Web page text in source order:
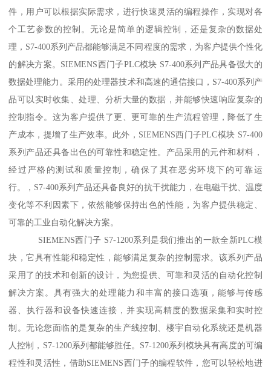
件，用户可以根据实际需求，进行快速灵活的编程操作，实现对各
个工艺参数的控制。无论是简单的逻辑控制，还是复杂的数据处
理，S7-400系列产品都能够满足不同程度的需求，为客户提供个性化
的解决方案。SIEMENS西门子PLC模块 S7-400系列产品具备强大的
数据处理能力。采用的处理器技术和高速的通信接口，S7-400系列产
品可以实时收集、处理、分析大量的数据，并能够快速响应复杂的
控制指令。这为客户提供了更、更可靠的生产流程管理，降低了生
产成本，提增了生产效率。此外，SIEMENS西门子PLC模块 S7-400
系列产品还具备出色的可靠性和稳定性。产品采用的元件和材料，
经过严格的测试和质量控制，确保了其在恶劣环境下的可靠运
行。，S7-400系列产品还具备良好的抗干扰能力，在电磁干扰、温度
变化等不利因素下，依然能够保持出色的性能，为客户提供稳定、
可靠的工业自动化解决方案。
SIEMENS西门子 S7-1200系列是我们推出的一款全新PLC模
块，它具有性能和稳定性，能够满足复杂的控制需求。该系列产品
采用了的技术和创新的设计，为您提供、可靠和灵活的自动化控制
解决方案。具有强大的处理能力和丰富的接口选项，能够与传感
器、执行器和设备快速连接，并实现高精度的数据采集和实时控
制。无论您面临的是复杂的生产线控制、楼宇自动化系统还是机器
人控制，S7-1200系列都能够胜任。S7-1200系列模块具有高度的可编
程性和灵活性，借助SIEMENS西门子的编程软件，您可以轻松地进